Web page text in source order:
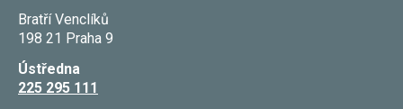
Bratří Venclíků
198 21 Praha 9
Ústředna
225 295 111